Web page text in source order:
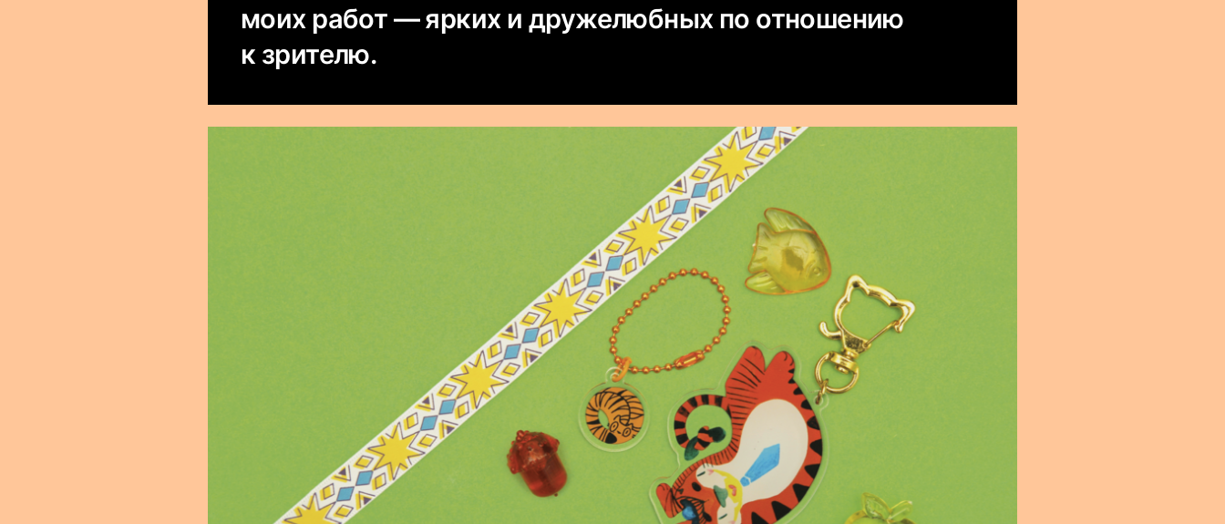
моих работ — ярких и дружелюбных по отношению
к зрителю.